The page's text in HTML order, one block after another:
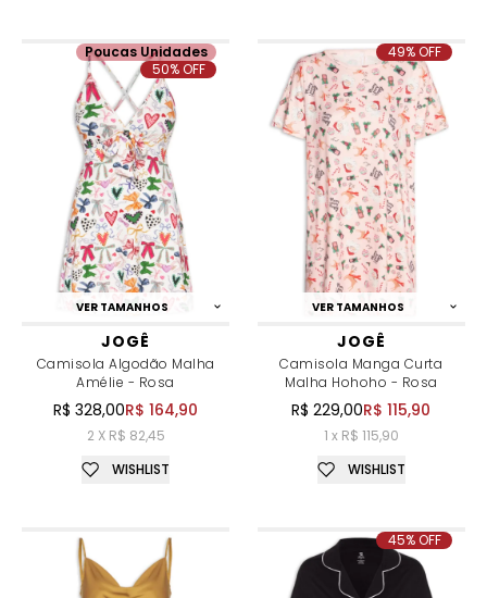
VER TAMANHOS
JOGÊ
Camisola Algodão Malha
Amélie - Rosa
R$ 328,00R$ 164,90
2 X R$ 82,45
Poucas Unidades
50% OFF
WISHLIST
VER TAMANHOS
JOGÊ
Camisola Manga Curta
Malha Hohoho - Rosa
R$ 229,00R$ 115,90
1 x R$ 115,90
49% OFF
WISHLIST
45% OFF